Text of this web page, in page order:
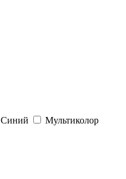
Синий Мультиколор